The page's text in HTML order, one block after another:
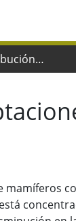
Sistemática, distribución y adaptaciones de los marsupiales patagónicos
mamíferos